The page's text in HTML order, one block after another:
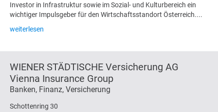
Investor in Infrastruktur sowie im Sozial- und Kulturbereich ein
wichtiger Impulsgeber für den Wirtschaftsstandort Österreich....
weiterlesen
WIENER STÄDTISCHE Versicherung AG
Vienna Insurance Group
Banken, Finanz, Versicherung
Schottenring 30